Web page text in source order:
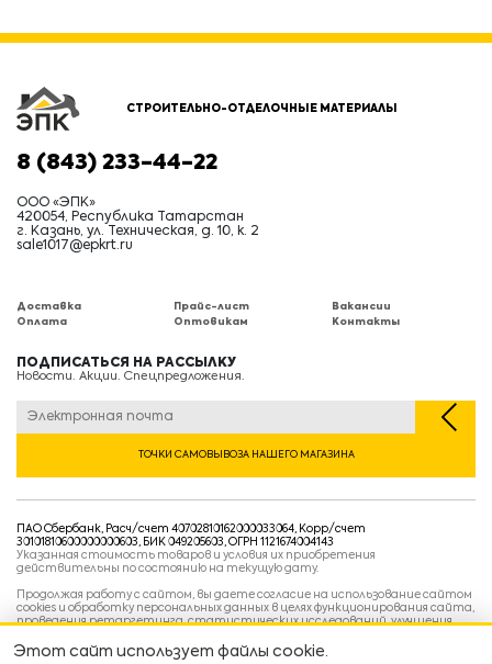
СТРОИТЕЛЬНО-ОТДЕЛОЧНЫЕ МАТЕРИАЛЫ
8 (843) 233-44-22
ООО «ЭПК»
420054, Республика Татарстан
г. Казань, ул. Техническая, д. 10, к. 2
sale1017@epkrt.ru
Доставка
Оплата
Прайс-лист
Оптовикам
Вакансии
Контакты
ПОДПИСАТЬСЯ НА РАССЫЛКУ
Новости. Акции. Спецпредложения.
ТОЧКИ САМОВЫВОЗА НАШЕГО МАГАЗИНА
ПАО Сбербанк, Расч/счет 40702810162000033064, Корр/счет
30101810600000000603, БИК 049205603, ОГРН 1121674004143
Указанная стоимость товаров и условия их приобретения
действительны по состоянию на текущую дату.
Продолжая работу с сайтом, вы даете согласие на использование сайтом
cookies и обработку персональных данных в целях функционирования сайта,
проведения ретаргетинга, статистических исследований, улучшения
ваших предпочтений и интересов.
Политика конфиденциальности
Этот сайт использует файлы cookie.